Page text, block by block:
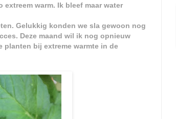
warm. Ik bleef maar water
Gelukkig konden we sla gewoon nog
Deze maand wil ik nog opnieuw
planten bij extreme warmte in de